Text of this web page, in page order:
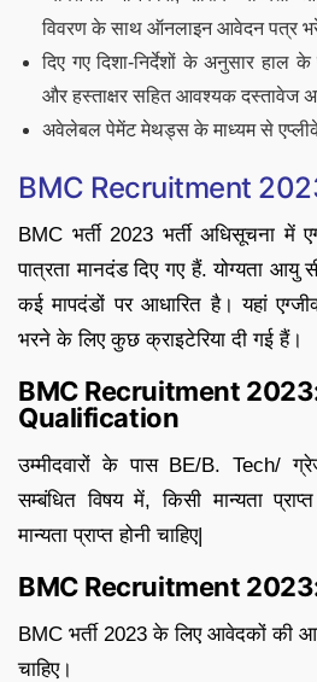
विवरण के साथ ऑनलाइन आवेदन पत्र
दिए गए दिशा-निर्देशों के अनुसार हाल
और हस्ताक्षर सहित आवश्यक दस्तावेज
अवेलेबल पेमेंट मेथड्स के माध्यम से
BMC Recruitment
BMC भर्ती 2023 भर्ती अधिसूचना में
पात्रता मानदंड दिए गए हैं. योग्यता आयु
कई मापदंडों पर आधारित है। यहां
भरने के लिए कुछ क्राइटेरिया दी गई हैं।
BMC Recruitment
Qualification
उम्मीदवारों के पास BE/B. Tech/
सम्बंधित विषय में, किसी मान्यता
मान्यता प्राप्त होनी चाहिए|
BMC Recruitment
BMC भर्ती 2023 के लिए आवेदकों की
चाहिए।